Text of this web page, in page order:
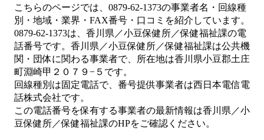
こちらのページでは、 0879-62-1373の事業者名・回線種
別・地域・業界・FAX番号・口コミを紹介しています。
0879-62-1373は、 香川県／小豆保健所／保健福祉課の電
話番号です。 香川県／小豆保健所／保健福祉課は公共機
関・団体に関わる事業者で、所在地は香川県小豆郡土庄
町淵崎甲２０７９−５ です。
回線種別は固定電話で、番号提供事業者は西日本電信電
話株式会社です。
この電話番号を保有する事業者の最新情報は香川県／小
豆保健所／保健福祉課のHPをご確認ください。